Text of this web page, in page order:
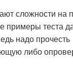
сложности на
примеры теста
надо прочесть
либо